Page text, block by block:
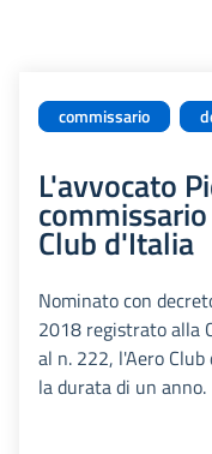
commissario
L'avvocato
Club d'Italia
Nominato con
2018 registrato alla
al n. 222, l'Aero
la durata di un anno.